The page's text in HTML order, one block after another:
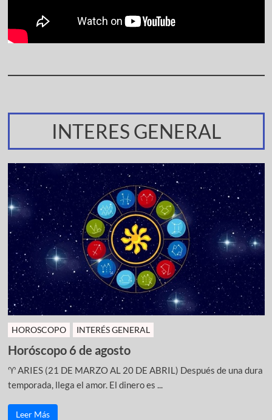
INTERES GENERAL
HOROSCOPO INTERÉS GENERAL
Horóscopo 6 de agosto
♈ ARIES (21 DE MARZO AL 20 DE ABRIL) Después de una dura
temporada, llega el amor. El dinero es ...
Leer Más